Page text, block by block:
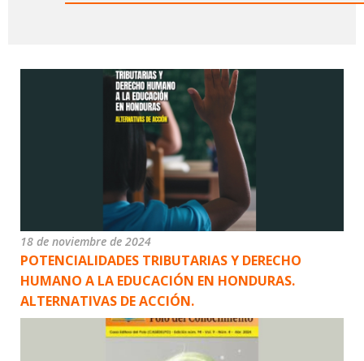
18 de noviembre de 2024
POTENCIALIDADES TRIBUTARIAS Y DERECHO
HUMANO A LA EDUCACIÓN EN HONDURAS.
ALTERNATIVAS DE ACCIÓN.